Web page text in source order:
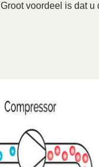
Groot voordeel is dat